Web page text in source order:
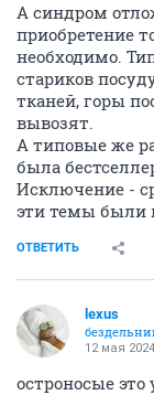
А синдром
приобретение
необходимо.
стариков
тканей, горы
вывозят.
А типовые же
была
Исключение -
эти темы были
ОТВЕТИТЬ
lexus
12 мая 2024
остроносые это